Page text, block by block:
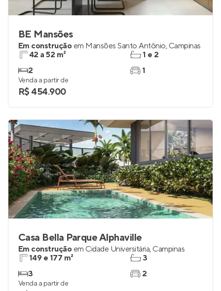
BE Mansões
Em construção em Mansões Santo Antônio, Campinas
42 a 52 m²
2
1 e 2
1
Venda a partir de
R$ 454.900
Casa Bella Parque Alphaville
Em construção em Cidade Universitária, Campinas
149 e 177 m²
3
3
2
Venda a partir de